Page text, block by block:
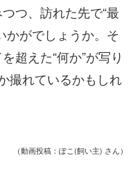
つ、訪れた先で“最
かがでしょうか。そ
超えた“何か”が写り
撮れているかもしれ
（動画投稿：ぽこ(飼い主) さん）